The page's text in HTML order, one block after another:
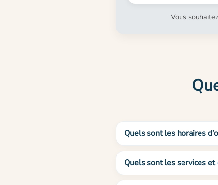
Vous
Quels sont les horaires
Quels sont les services et